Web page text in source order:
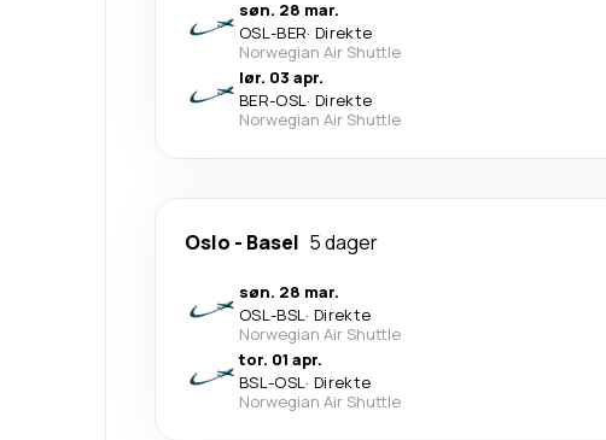
søn. 28 mar.
OSL-BER· Direkte
Norwegian Air Shuttle
lør. 03 apr.
BER-OSL· Direkte
Norwegian Air Shuttle
Oslo - Basel 5 dager
søn. 28 mar.
OSL-BSL· Direkte
Norwegian Air Shuttle
tor. 01 apr.
BSL-OSL· Direkte
Norwegian Air Shuttle